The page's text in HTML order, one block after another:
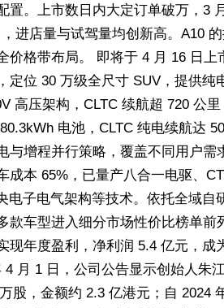
置。上市数日内大定订单破万，3
进店量与试驾量均创新高。A10
价格带布局。 即将于 4 月 16 日
定位 30 万级全尺寸 SUV，提供纯
高压架构，CLTC 续航超 720 公
电池，CLTC 纯电续航达
与增程并行策略，覆盖不同用户需
成本 65%，已量产八合一电驱、
电子电气架构等技术。依托全域自
款车型进入细分市场性价比榜单前
现年度盈利，净利润 5.4 亿元，成
4 月 1 日，公司公告显示创始人朱
股，金额约 2.3 亿港元；自 2024